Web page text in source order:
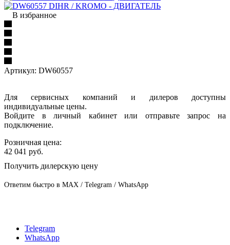
В избранное
Артикул: DW60557
Для сервисных компаний и дилеров доступны
индивидуальные цены.
Войдите в личный кабинет или отправьте запрос на
подключение.
Розничная цена:
42 041 руб.
Получить дилерскую цену
Ответим быстро в MAX / Telegram / WhatsApp
Telegram
WhatsApp